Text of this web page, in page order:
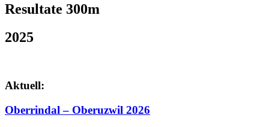
Resultate 300m
2025
Aktuell:
Oberrindal – Oberuzwil 2026